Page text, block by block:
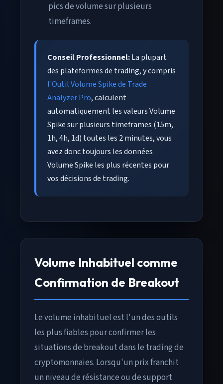
pics de volume sur plusieurs
timeframes.
Conseil Professionnel:La plupart
des plateformes de trading, y compris
l'Outil Volume Spike de Trade
Analyzer Pro, calculent
automatiquement les valeurs Volume
Spike sur plusieurs timeframes (15m,
1h, 4h, 1d) toutes les 2 minutes, vous
avez donc toujours les données
Volume Spike les plus récentes pour
vos décisions de trading.
Volume Inhabituel comme
Confirmation de Breakout
Le volume inhabituel est l'un des outils
les plus fiables pour confirmer les
situations de breakout dans le trading de
cryptomonnaies. Lorsqu'un prix franchit
un niveau de résistance ou de support